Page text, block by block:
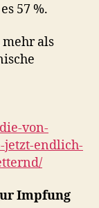
57 %.
als
von-
jetzt-endlich-
Impfung